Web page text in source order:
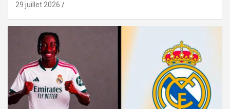
29 juillet 2026